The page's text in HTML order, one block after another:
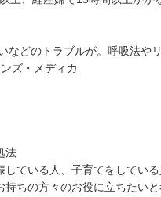
どのトラブルが。呼吸法や
ズ・メディカ
法
ている人、子育てをしている
ちの方々のお役に立ちたいと